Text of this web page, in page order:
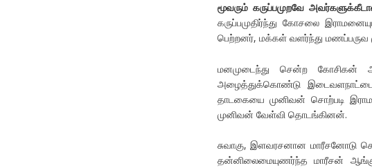
மூவரும் கருப்பமுறவே
கருப்பமுதிர்ந்து கோசலை
பெற்றனர், மக்கள் வளர்ந்து மணப்பருவ
⁠மனமுடைந்து சென்ற கோசிகன்
அழைத்துக்கொண்டு
தாடகையை முனிவன் சொற்படி
முனிவன் வேள்வி தொடங்கினன்.
⁠சுவாகு, இளவரசனான மாரீசனோடு
தன்னிலைமையுணர்ந்த மாரீசன்